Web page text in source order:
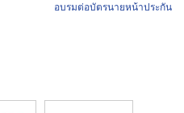
อบรมต่อบัตรนายหน้าประกันภั